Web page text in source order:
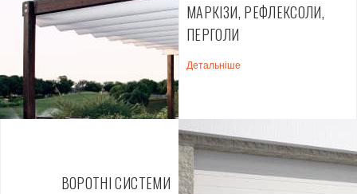
МАРКІЗИ, РЕФЛЕКСОЛИ,
ПЕРГОЛИ
Детальніше
ВОРОТНІ СИСТЕМИ